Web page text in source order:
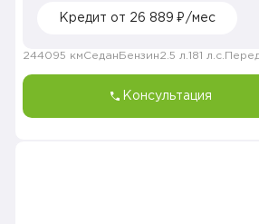
Кредит от 26 889 ₽/мес
244095 кмСедан Бензин2.5 л. 181 л.с.
Консультация